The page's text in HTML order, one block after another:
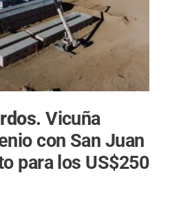
Vicuña
con San Juan
para los US$250